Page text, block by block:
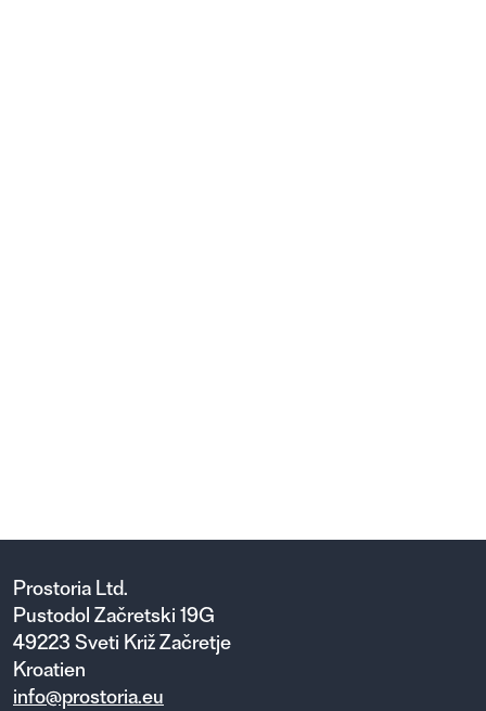
Prostoria Ltd.
Pustodol Začretski 19G
49223 Sveti Križ Začretje
Kroatien
info@prostoria.eu